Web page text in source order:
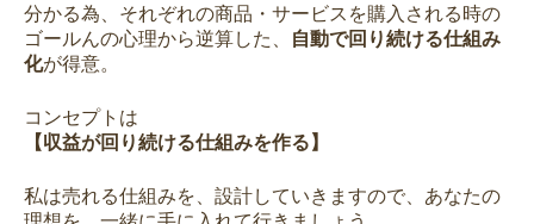
分かる為、それぞれの商品・サービスを購入される時の
ゴールんの心理から逆算した、
自動で回り続ける仕組み
化が得意。
コンセプトは
【収益が回り続ける仕組みを作る】
私は売れる仕組みを、設計していきますので、あなたの